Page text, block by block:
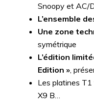
Snoopy et AC/
L’ensemble
Une zone
symétrique
L’édition
Edition » ,
Les platines
X9 B…